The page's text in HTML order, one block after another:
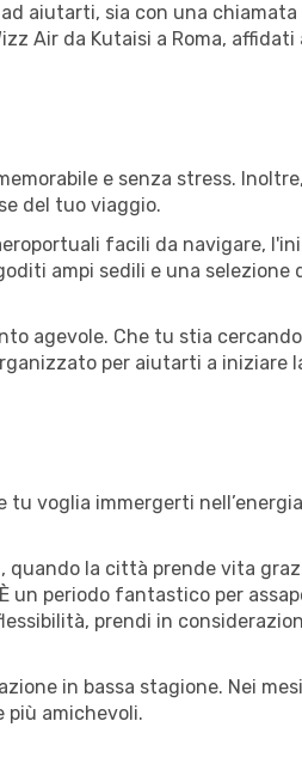
aiutarti, sia con una
Air da Kutaisi a Roma, affidati
e senza stress.
del tuo viaggio.
facili da navigare,
ampi sedili e una selezione
agevole. Che tu stia
per aiutarti a iniziare
tu voglia immergerti
quando la città prende vita
un periodo fantastico per
prendi in
in bassa stagione. Nei
più amichevoli.